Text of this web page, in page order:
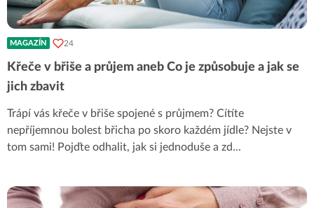
MAGAZÍN 24
Křeče v břiše a průjem aneb Co je způsobuje a jak se
jich zbavit
Trápí vás křeče v břiše spojené s průjmem? Cítíte
nepříjemnou bolest břicha po skoro každém jídle? Nejste v
tom sami! Pojďte odhalit, jak si jednoduše a zd...